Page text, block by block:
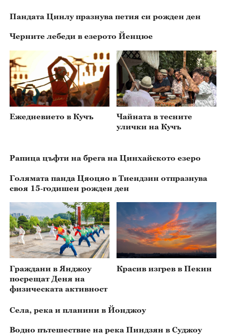
пореден опасен опит за
милитаризма
Пандата Цинлу празнува петия си рожден ден
Черните лебеди в езерото Йенцюе
Ежедневието в Кучъ
Чайната в тесните
улички на Кучъ
Рапица цъфти на брега на Цинхайското езеро
Голямата панда Цяоцяо в Тиендзин отпразнува
своя 15‑годишен рожден ден
Граждани в Янджоу
посрещат Деня на
физическата активност
Красив изгрев в Пекин
Села, река и планини в Йонджоу
Водно пътешествие на река Пиндзян в Суджоу